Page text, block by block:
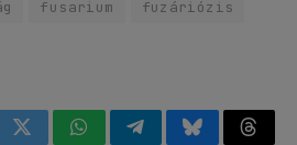
fusarium
fuzáriózis